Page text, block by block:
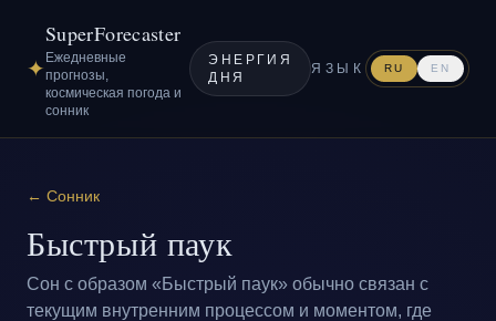
✦
SuperForecaster
Ежедневные
прогнозы,
космическая погода и
сонник
ЭНЕРГИЯ
ДНЯ
ЯЗЫК RU EN
← Сонник
Быстрый паук
Сон с образом «Быстрый паук» обычно связан с
текущим внутренним процессом и моментом, где